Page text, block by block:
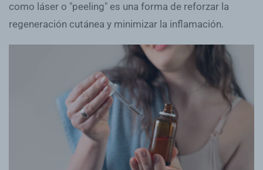
como láser o "peeling" es una forma de reforzar la
regeneración cutánea y minimizar la inflamación.